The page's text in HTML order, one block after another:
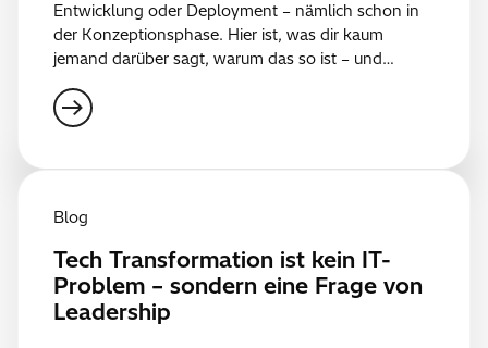
Entwicklung oder Deployment – nämlich schon in
der Konzeptionsphase. Hier ist, was dir kaum
jemand darüber sagt, warum das so ist – und…
Blog
Tech Transformation ist kein IT-
Problem – sondern eine Frage von
Leadership